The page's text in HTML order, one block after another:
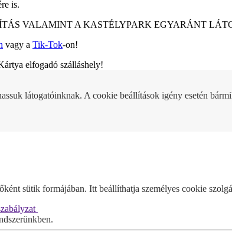
is.
VALAMINT A KASTÉLYPARK EGYARÁNT
vagy a Tik-Tok-on!
elfogadó szálláshely!
látogatóinknak. A cookie beállítások igény esetén
sütik formájában. Itt beállíthatja személyes cookie